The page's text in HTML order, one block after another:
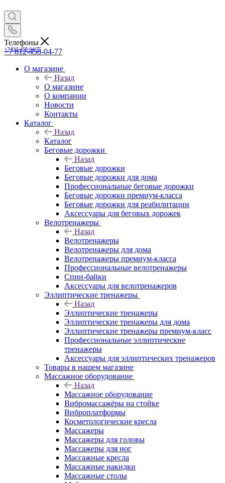
+7 812-458-04-77
Телефоны
+7 812-458-04-77
О магазине
Назад
О магазине
О компании
Новости
Контакты
Каталог
Назад
Каталог
Беговые дорожки
Назад
Беговые дорожки
Беговые дорожки для дома
Профессиональные беговые дорожки
Беговые дорожки премиум-класса
Беговые дорожки для реабилитации
Аксессуары для беговых дорожек
Велотренажеры
Назад
Велотренажеры
Велотренажеры для дома
Велотренажеры премиум-класса
Профессиональные велотренажеры
Спин-байки
Аксессуары для велотренажеров
Эллиптические тренажеры
Назад
Эллиптические тренажеры
Эллиптические тренажеры для дома
Эллиптические тренажеры премиум-класс
Профессиональные эллиптические
тренажеры
Аксессуары для эллиптических тренажеров
Товары в нашем магазине
Массажное оборудование
Назад
Массажное оборудование
Вибромассажёры на стойке
Виброплатформы
Косметологические кресла
Массажеры
Массажеры для головы
Массажеры для ног
Массажные кресла
Массажные накидки
Массажные столы